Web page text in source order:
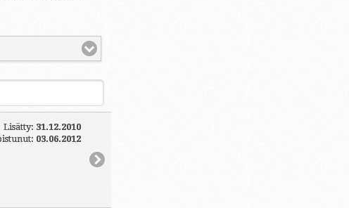
Lisätty: 31.12.2010
03.06.2012